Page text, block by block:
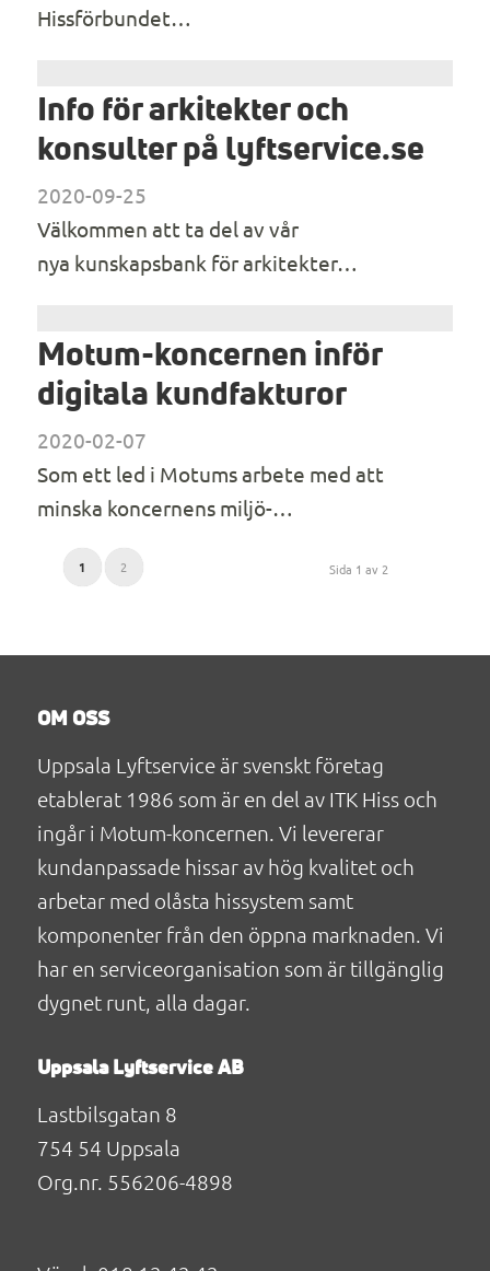
Hissförbundet…
Info för arkitekter och
konsulter på lyftservice.se
2020-09-25
Välkommen att ta del av vår
nya kunskapsbank för arkitekter…
Motum-koncernen inför
digitala kundfakturor
2020-02-07
Som ett led i Motums arbete med att
minska koncernens miljö-…
Sida 1 av 2
1 2
OM OSS
Uppsala Lyftservice är svenskt företag
etablerat 1986 som är en del av ITK Hiss och
ingår i Motum-koncernen. Vi levererar
kundanpassade hissar av hög kvalitet och
arbetar med olåsta hissystem samt
komponenter från den öppna marknaden. Vi
har en serviceorganisation som är tillgänglig
dygnet runt, alla dagar.
Uppsala Lyftservice AB
Lastbilsgatan 8
754 54 Uppsala
Org.nr. 556206-4898